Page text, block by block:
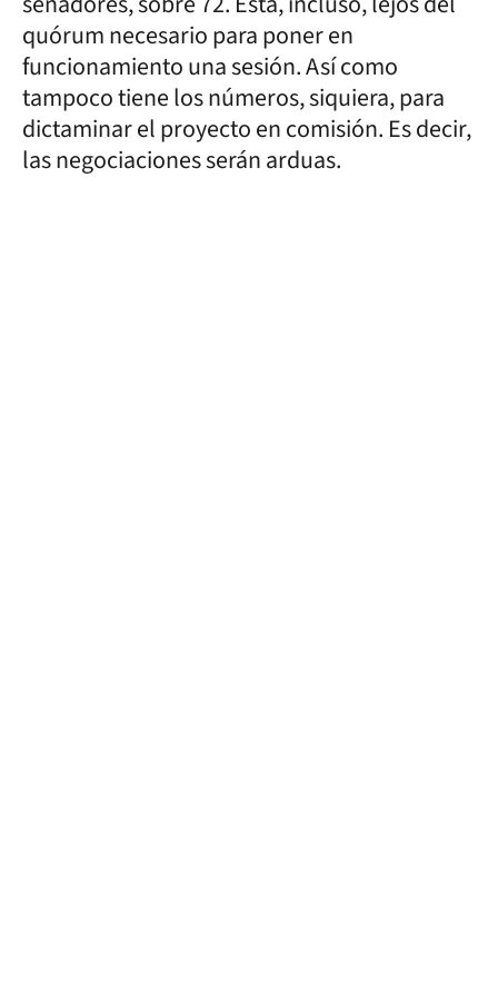
quórum necesario para poner en
funcionamiento una sesión. Así como
tampoco tiene los números, siquiera, para
dictaminar el proyecto en comisión. Es decir,
las negociaciones serán arduas.